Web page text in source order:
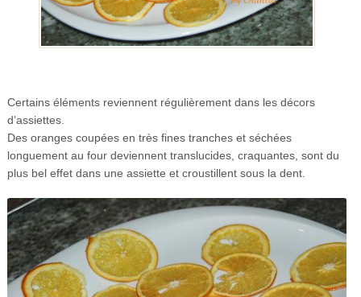
Certains éléments reviennent régulièrement dans les décors
d’assiettes.
Des oranges coupées en très fines tranches et séchées
longuement au four deviennent translucides, craquantes, sont du
plus bel effet dans une assiette et croustillent sous la dent.